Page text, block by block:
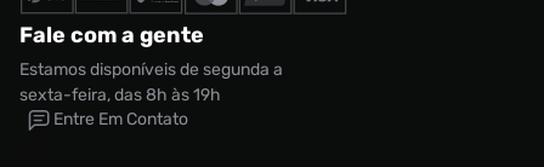
Fale com a gente
Estamos disponíveis de segunda a
sexta-feira, das 8h às 19h
Entre Em Contato